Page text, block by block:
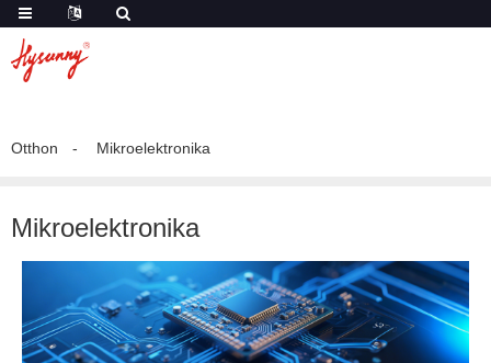
Otthon Mikroelektronika
Mikroelektronika